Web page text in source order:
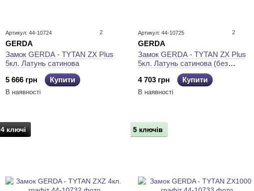
Артикул: 44-10724 2
GERDA
Замок GERDA - TYTAN ZX Plus
5кл. Латунь сатинова
5 666 грн
Купити
В наявності
Артикул: 44-10725 2
GERDA
Замок GERDA - TYTAN ZX Plus
5кл. Латунь сатинова (без
4 703 грн
Купити
В наявності
4 ключі 5 ключів